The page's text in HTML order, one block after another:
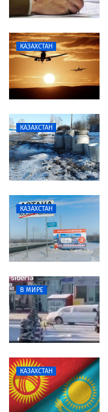
КАЗАХСТАН
КАЗАХСТАН
КАЗАХСТАН
В МИРЕ
КАЗАХСТАН